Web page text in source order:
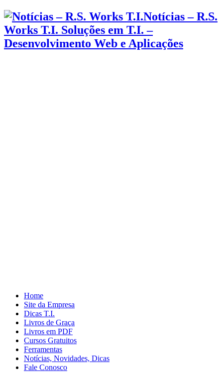
Notícias – R.S.
Works T.I. Soluções em T.I. –
Desenvolvimento Web e Aplicações
Home
Site da Empresa
Dicas T.I.
Livros de Graça
Livros em PDF
Cursos Gratuitos
Ferramentas
Notícias, Novidades, Dicas
Fale Conosco